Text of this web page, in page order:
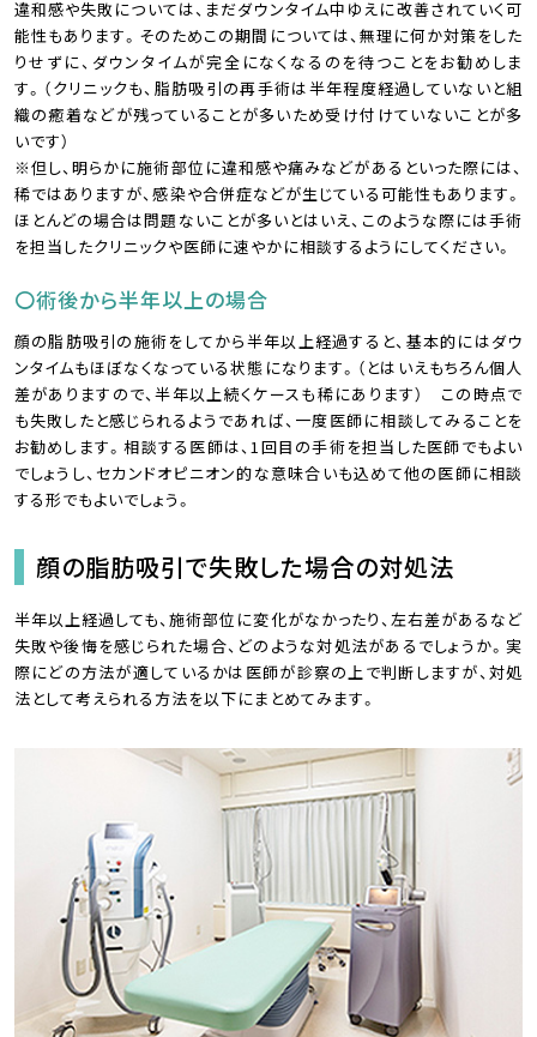
違和感や失敗については、まだダウンタイム中ゆえに改善されていく可
能性もあります。そのためこの期間については、無理に何か対策をした
りせずに、ダウンタイムが完全になくなるのを待つことをお勧めしま
す。（クリニックも、脂肪吸引の再手術は半年程度経過していないと組
織の癒着などが残っていることが多いため受け付けていないことが多
いです）
※但し、明らかに施術部位に違和感や痛みなどがあるといった際には、
稀ではありますが、感染や合併症などが生じている可能性もあります。
ほとんどの場合は問題ないことが多いとはいえ、このような際には手術
を担当したクリニックや医師に速やかに相談するようにしてください。
〇術後から半年以上の場合
顔の脂肪吸引の施術をしてから半年以上経過すると、基本的にはダウ
ンタイムもほぼなくなっている状態になります。（とはいえもちろん個人
差がありますので、半年以上続くケースも稀にあります） この時点で
も失敗したと感じられるようであれば、一度医師に相談してみることを
お勧めします。相談する医師は、1回目の手術を担当した医師でもよい
でしょうし、セカンドオピニオン的な意味合いも込めて他の医師に相談
する形でもよいでしょう。
顔の脂肪吸引で失敗した場合の対処法
半年以上経過しても、施術部位に変化がなかったり、左右差があるなど
失敗や後悔を感じられた場合、どのような対処法があるでしょうか。実
際にどの方法が適しているかは医師が診察の上で判断しますが、対処
法として考えられる方法を以下にまとめてみます。